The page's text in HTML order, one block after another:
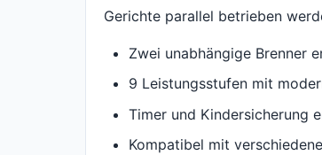
Gerichte parallel betrieben
Zwei unabhängige Brenner
9 Leistungsstufen mit
Timer und Kindersicherung
Kompatibel mit